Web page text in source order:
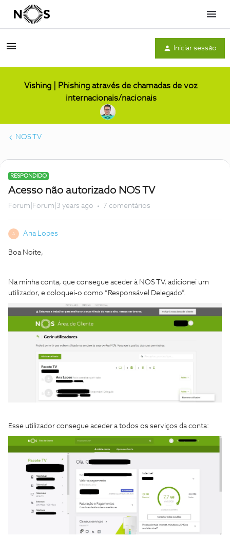
Menu
Iniciar sessão
Vishing | Phishing através de chamadas de voz
internacionais/nacionais
NOS TV
RESPONDIDO
Acesso não autorizado NOS TV
Forum|Forum|3 years ago 7 comentários
A Ana Lopes
Boa Noite,
Na minha conta, que consegue aceder à NOS TV, adicionei um
utilizador, e coloquei-o como “Responsável Delegado”.
Esse utilizador consegue aceder a todos os serviços da conta: